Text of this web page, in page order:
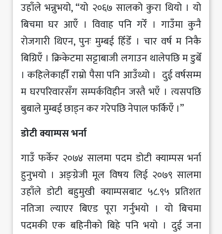
उहाँले भन्नुभयो, “यो २०६७ सालको कुरा थियो । यो
बिचमा घर आएँ । विवाह पनि गरेँ । गाउँमा कुनै
रोजगारी थिएन, पुनः मुम्बई हिँडेँ । चार वर्ष म निकै
बिग्रिएँ । क्रिकेटमा सट्टाबाजी लगाउन थालेपछि म डुबेँ
। कहिलेकाहीँ राम्रो पैसा पनि आउँथ्यो । दुई वर्षसम्म
म घरपरिवारसँग सम्पर्कविहीन जस्तै भएँ । त्यसपछि
बुबाले मुम्बई छाड्न कर गरेपछि नेपाल फर्किएँ ।”
डोटी क्याम्पस भर्ना
गाउँ फर्केर २०७४ सालमा पदम डोटी क्याम्पस भर्ना
हुनुभयो । अङ्ग्रेजी मूल विषय लिई २०७९ सालमा
उहाँले डोटी बहुमुखी क्याम्पसबाट ५८.९५ प्रतिशत
नतिजा ल्याएर बिएड पूरा गर्नुभयो । यो बिचमा
पदमकी एक बहिनीको बिहे पनि भयो । दुई जना